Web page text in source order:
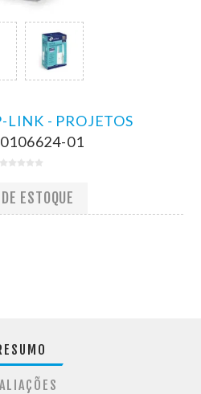
LINK - PROJETOS
0106624-01
ESTOQUE